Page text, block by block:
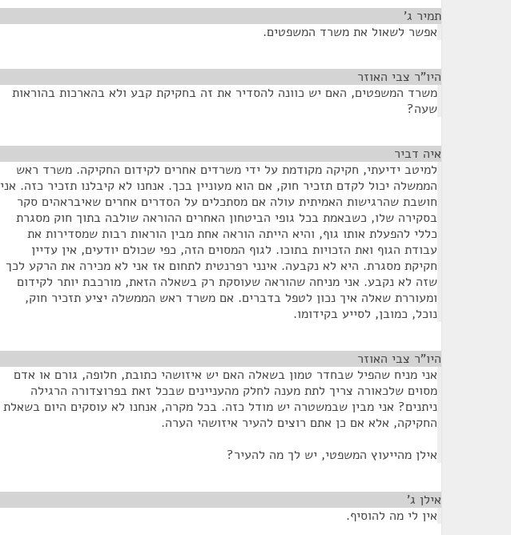
תמיר ג'
אפשר לשאול את משרד המשפטים.
היו"ר צבי האוזר
משרד המשפטים, האם יש כוונה להסדיר את זה בחקיקת קבע ולא בהארכות בהוראות
שעה?
איה דביר
למיטב ידיעתי, חקיקה מקודמת על ידי משרדים אחרים לקידום החקיקה. משרד ראש
הממשלה יכול לקדם תזכיר חוק, אם הוא מעוניין בכך. אנחנו לא קיבלנו תזכיר כזה. אני
חושבת שהרגישות האמיתית עולה אם מסתכלים על הסדרים אחרים שאיבראהים סקר
בסקירה שלו, כשבאמת בכל גופי הביטחון האחרים ההוראה שולבה בתוך חוק מסגרת
כללי להפעלת אותו גוף, והיא הייתה הוראה אחת מבין הוראות רבות שמסדירות את
עבודת הגוף ואת הזכויות בתוכו. לגוף המסוים הזה, כפי שכולם יודעים, אין עדיין
חקיקת מסגרת. היא לא נקבעה. אינני רפרנטית לתחום אז אני לא מכירה את הרקע לכך
שזה לא נקבע. אני מניחה שהוראה שעוסקת רק בשאלה הזאת, מורכבת יותר לקידום
ומעוררת שאלה איך נכון לטפל בדברים. אם משרד ראש הממשלה יציע תזכיר חוק,
נוכל, כמובן, לסייע בקידומו.
היו"ר צבי האוזר
אני מניח שהפיל שבחדר טמון בשאלה האם יש איזושהי כתובת, חלופה, גורם או אדם
מסוים שלכאורה צריך לתת מענה לחלק מהעניינים שבכל זאת בפרוצדורה הרגילה
ניתנים? אני מבין שבמשטרה יש מודל כזה. בכל מקרה, אנחנו לא עוסקים היום בשאלת
החקיקה, אלא אם כן אתם רוצים להעיר איזושהי הערה.
אילן מהייעוץ המשפטי, יש לך מה להעיר?
אילן ג'
אין לי מה להוסיף.